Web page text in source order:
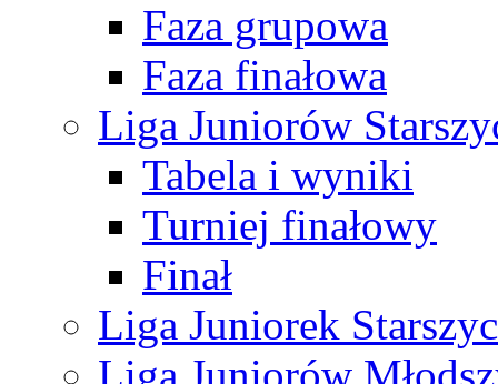
Faza grupowa
Faza finałowa
Liga Juniorów
Tabela i wyniki
Turniej finałowy
Finał
Liga Juniorek
Liga Juniorów